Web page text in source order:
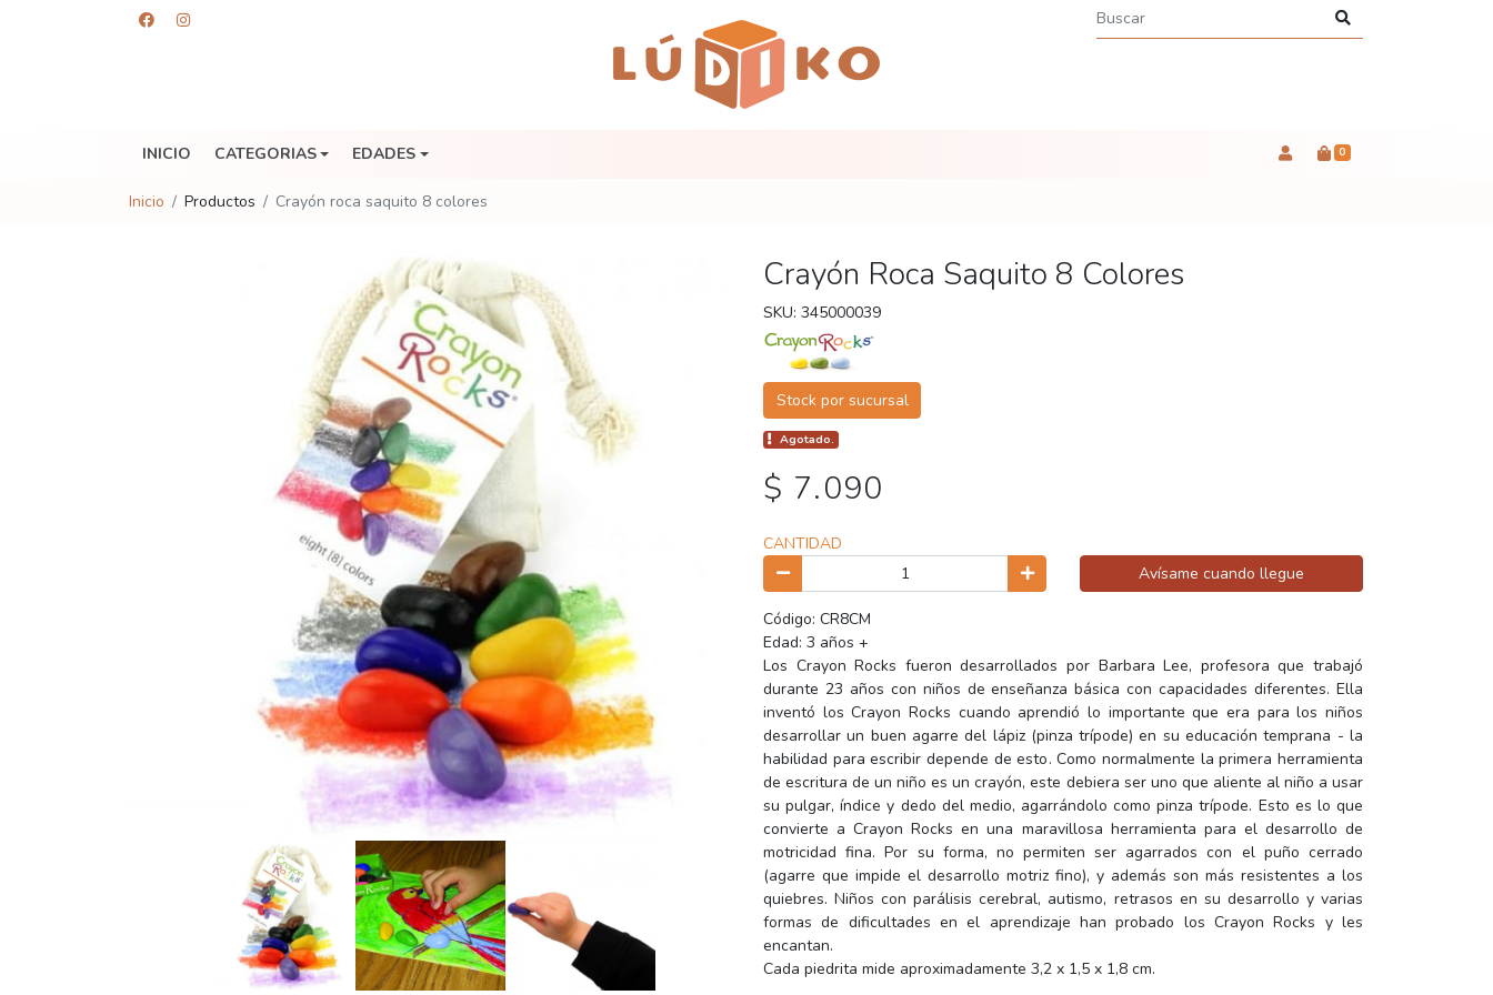
INICIO CATEGORIAS EDADES 0
Inicio Productos Crayón roca saquito 8 colores
Crayón Roca Saquito 8 Colores
SKU: 345000039
Stock por sucursal
Agotado.
$ 7.090
CANTIDAD
Avísame cuando llegue
Código: CR8CM
Edad: 3 años +
Los Crayon Rocks fueron desarrollados por Barbara Lee, profesora que trabajó
durante 23 años con niños de enseñanza básica con capacidades diferentes. Ella
inventó los Crayon Rocks cuando aprendió lo importante que era para los niños
desarrollar un buen agarre del lápiz (pinza trípode) en su educación temprana - la
habilidad para escribir depende de esto. Como normalmente la primera herramienta
de escritura de un niño es un crayón, este debiera ser uno que aliente al niño a usar
su pulgar, índice y dedo del medio, agarrándolo como pinza trípode. Esto es lo que
convierte a Crayon Rocks en una maravillosa herramienta para el desarrollo de
motricidad fina. Por su forma, no permiten ser agarrados con el puño cerrado
(agarre que impide el desarrollo motriz fino), y además son más resistentes a los
quiebres. Niños con parálisis cerebral, autismo, retrasos en su desarrollo y varias
formas de dificultades en el aprendizaje han probado los Crayon Rocks y les
encantan.
Cada piedrita mide aproximadamente 3,2 x 1,5 x 1,8 cm.